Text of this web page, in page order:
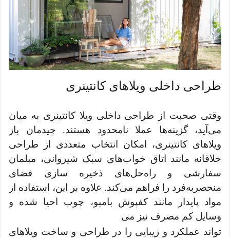
طراحی داخلی ویلاهای کانتینری
وقتی صحبت از طراحی داخلی ویلا کانتینری به میان
می‌آید، گزینه‌ها عملا نامحدود هستند. چیدمان باز
ویلاهای کانتینری، امکان انتخاب متعددی از طراحی
خلاقانه مانند اتاق خواب‌های سبک شیروانی، مبلمان
سفارشی و راه‌حل‌های ذخیره سازی فضای
منحصر‌به‌فرد را فراهم می‌کند. علاوه بر این، استفاده از
مواد پایدار مانند کفپوش بامبو، چوب احیا شده و
وسایل کم مصرف نیز می
تواند عملکرد و زیبایی را در طراحی و ساخت ویلاهای